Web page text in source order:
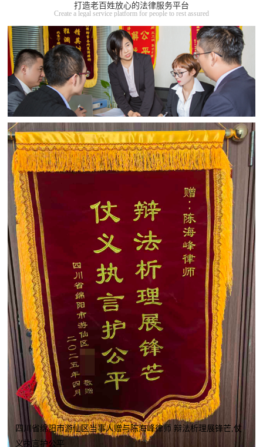
打造老百姓放心的法律服务平台
Create a legal service platform for people to rest assured
四川省绵阳市游仙区当事人赠与陈海峰律师 辩法析理展锋芒,仗
义执言护公平